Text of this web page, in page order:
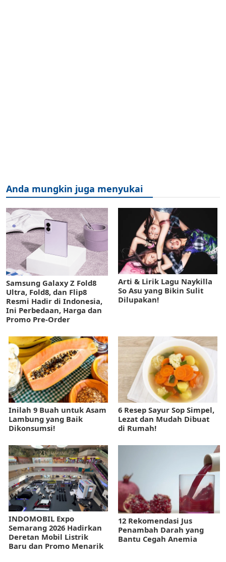
Anda mungkin juga menyukai
Samsung Galaxy Z Fold8
Ultra, Fold8, dan Flip8
Resmi Hadir di Indonesia,
Ini Perbedaan, Harga dan
Promo Pre-Order
Arti & Lirik Lagu Naykilla
So Asu yang Bikin Sulit
Dilupakan!
Inilah 9 Buah untuk Asam
Lambung yang Baik
Dikonsumsi!
6 Resep Sayur Sop Simpel,
Lezat dan Mudah Dibuat
di Rumah!
INDOMOBIL Expo
Semarang 2026 Hadirkan
Deretan Mobil Listrik
Baru dan Promo Menarik
12 Rekomendasi Jus
Penambah Darah yang
Bantu Cegah Anemia